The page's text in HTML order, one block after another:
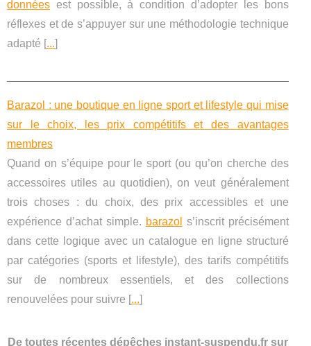
données est possible, à condition d’adopter les bons
réflexes et de s’appuyer sur une méthodologie technique
adapté [...]
Barazol : une boutique en ligne sport et lifestyle qui mise
sur le choix, les prix compétitifs et des avantages
membres
Quand on s’équipe pour le sport (ou qu’on cherche des
accessoires utiles au quotidien), on veut généralement
trois choses : du choix, des prix accessibles et une
expérience d’achat simple. barazol s’inscrit précisément
dans cette logique avec un catalogue en ligne structuré
par catégories (sports et lifestyle), des tarifs compétitifs
sur de nombreux essentiels, et des collections
renouvelées pour suivre [...]
De toutes récentes dépêches instant-suspendu.fr sur